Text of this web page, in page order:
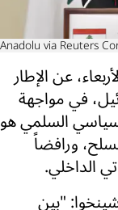
Anadolu via Reuters
عن الإطار
في مواجهة
السلمي هو
ورافضاً
الداخلي.
"بين